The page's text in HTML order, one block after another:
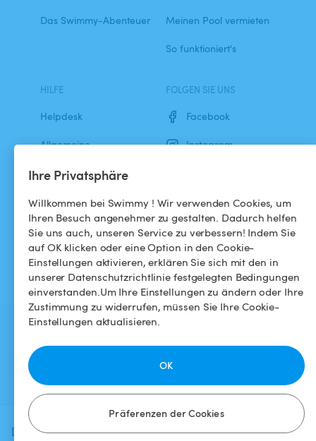
Ihre Privatsphäre
Willkommen bei Swimmy ! Wir verwenden Cookies, um
Ihren Besuch angenehmer zu gestalten. Dadurch helfen
Sie uns auch, unseren Service zu verbessern! Indem Sie
auf OK klicken oder eine Option in den Cookie-
Einstellungen aktivieren, erklären Sie sich mit den in
unserer Datenschutzrichtlinie festgelegten Bedingungen
einverstanden.Um Ihre Einstellungen zu ändern oder Ihre
Zustimmung zu widerrufen, müssen Sie Ihre Cookie-
Einstellungen aktualisieren.
Präferenzen der Cookies
OK
Diese Anzeige ist derzeit nicht
Verfügbarkeit
Das Swimmy-Abenteuer Meinen Pool vermieten
So funktioniert's
HILFE
Helpdesk
Allgemeine
Datenschutzbestimmungen
Impressums
FOLGEN SIE UNS
Facebook
Instagram